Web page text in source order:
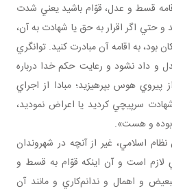
قسط و عدل، قوّام باشيد يعني شدت
و حتي اگر اقرار به حق يا شهادت به آن،
بود، به اقامه آن مبادرت كنيد. توانگري
و داد نشود و رعايت حكم خدا درباره
پيروي هوس بپرهيزيد؛ مبادا از اجراي
سرپيچي كرديد يا اعراض نموديد،
بوده و هست».
اسلامي، غير از آنچه در شهروندان
لازم است و آن اينكه قوّام به قسط و
و اهمال و ندانم‌كاري و مانند آن